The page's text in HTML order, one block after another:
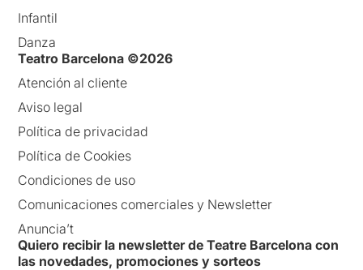
Infantil
Danza
Teatro Barcelona ©2026
Atención al cliente
Aviso legal
Política de privacidad
Política de Cookies
Condiciones de uso
Comunicaciones comerciales y Newsletter
Anuncia’t
Quiero recibir la newsletter de Teatre Barcelona con
las novedades, promociones y sorteos